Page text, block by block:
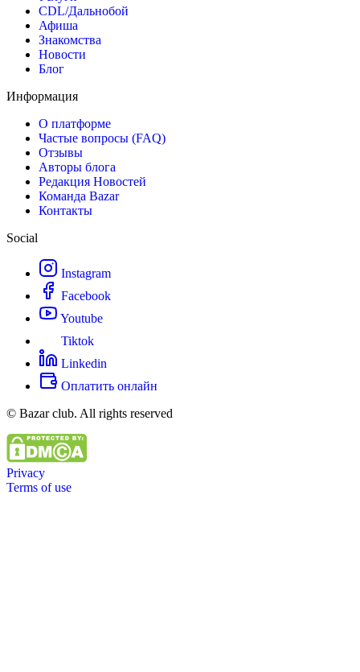
CDL/Дальнобой
Афиша
Знакомства
Новости
Блог
Информация
О платформе
Частые вопросы (FAQ)
Отзывы
Авторы блога
Редакция Новостей
Команда Bazar
Контакты
Social
Instagram
Facebook
Youtube
Tiktok
Linkedin
Оплатить онлайн
© Bazar club. All rights reserved
Privacy
Terms of use